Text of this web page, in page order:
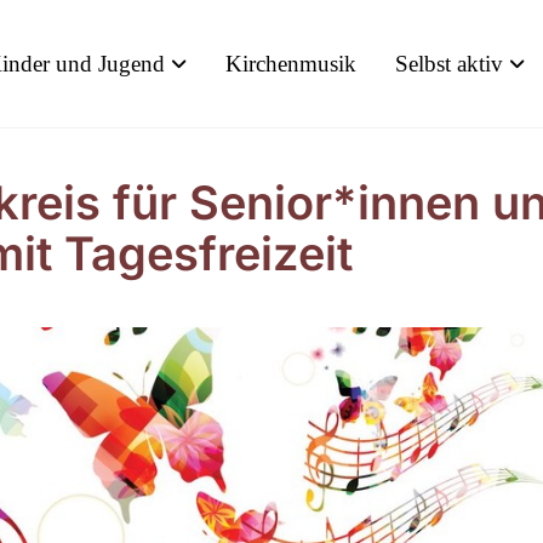
und Jugend Kirchenmusik Selbst aktiv
für Senior*innen
Tagesfreizeit